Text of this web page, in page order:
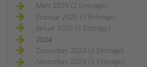
März 2025 (2 Einträge)
Februar 2025 (3 Einträge)
Januar 2025 (3 Einträge)
2024
Dezember 2024 (3 Einträge)
November 2024 (3 Einträge)